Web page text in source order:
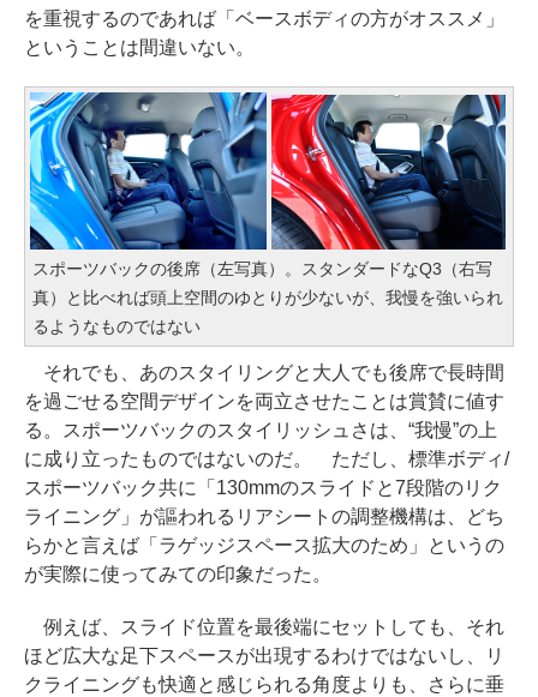
を重視するのであれば「ベースボディの方がオススメ」
ということは間違いない。
スポーツバックの後席（左写真）。スタンダードなQ3（右写
真）と比べれば頭上空間のゆとりが少ないが、我慢を強いられ
るようなものではない
それでも、あのスタイリングと大人でも後席で長時間
を過ごせる空間デザインを両立させたことは賞賛に値す
る。スポーツバックのスタイリッシュさは、“我慢”の上
に成り立ったものではないのだ。 ただし、標準ボディ/
スポーツバック共に「130mmのスライドと7段階のリク
ライニング」が謳われるリアシートの調整機構は、どち
らかと言えば「ラゲッジスペース拡大のため」というの
が実際に使ってみての印象だった。
例えば、スライド位置を最後端にセットしても、それ
ほど広大な足下スペースが出現するわけではないし、リ
クライニングも快適と感じられる角度よりも、さらに垂